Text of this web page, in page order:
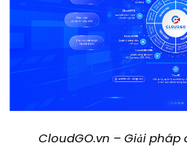
CloudGO.vn – Giải pháp